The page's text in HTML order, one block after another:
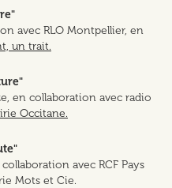
avec RLO Montpellier, en
un trait.
en collaboration avec radio
Occitane.
avec RCF Pays
Mots et Cie.